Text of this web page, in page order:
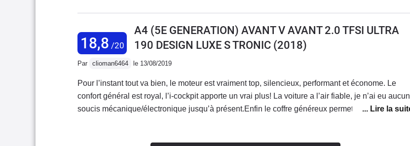
pour peut de fonctionnalité. Autrement la véritable deutsche qualité
18,8 /20
A4 (5E GENERATION) AVANT V AVANT 2.0 TFSI ULTRA
190 DESIGN LUXE S TRONIC (2018)
Par clioman6464 le 13/08/2019
Pour l’instant tout va bien, le moteur est vraiment top, silencieux, performant et économe. Le
confort général est royal, l’i-cockpit apporte un vrai plus! La voiture a l’air fiable, je n’ai eu aucun
soucis mécanique/électronique jusqu’à présent.Enfin le coffre généreux permet d’avoir une